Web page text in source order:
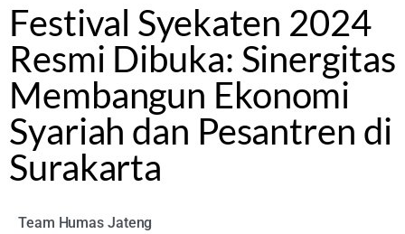
Festival Syekaten 2024
Resmi Dibuka: Sinergitas
Membangun Ekonomi
Syariah dan Pesantren di
Surakarta
Team Humas Jateng